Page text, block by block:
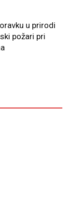
u prirodi
požari pri